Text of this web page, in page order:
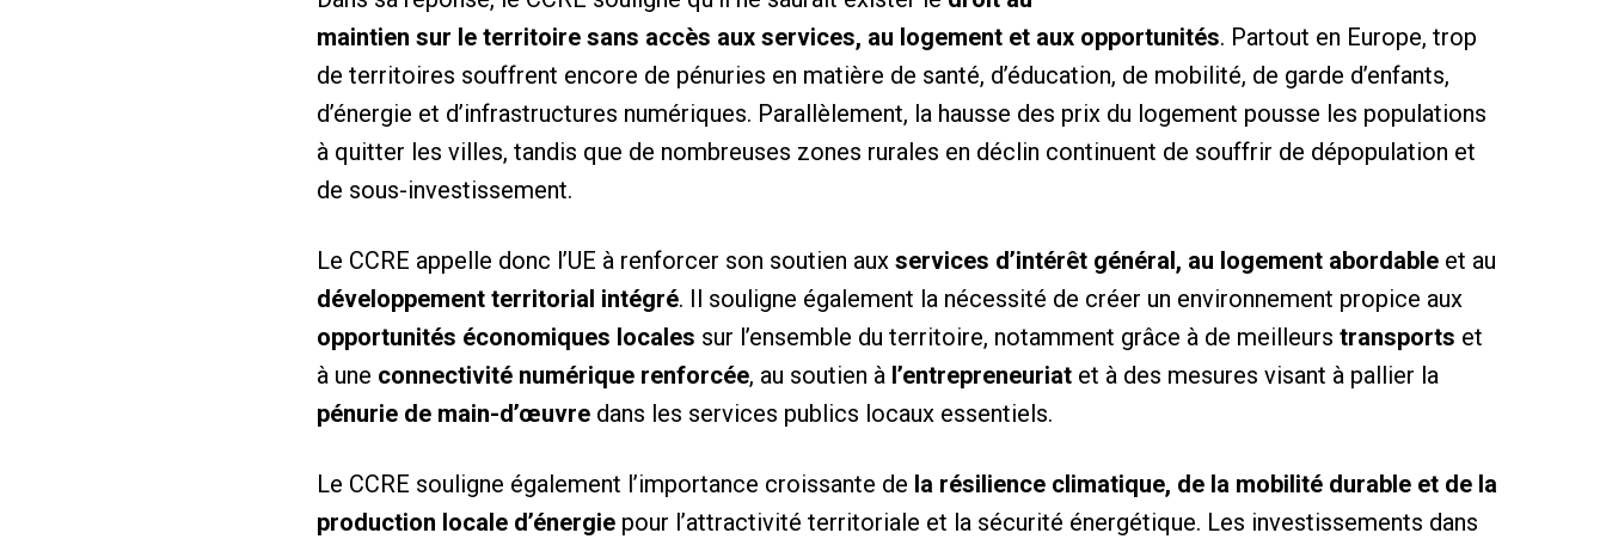
maintien sur le territoire sans accès aux services, au logement et aux opportunités. Partout en Europe, trop
de territoires souffrent encore de pénuries en matière de santé, d’éducation, de mobilité, de garde d’enfants,
d’énergie et d’infrastructures numériques. Parallèlement, la hausse des prix du logement pousse les populations
à quitter les villes, tandis que de nombreuses zones rurales en déclin continuent de souffrir de dépopulation et
de sous-investissement.
Le CCRE appelle donc l’UE à renforcer son soutien aux services d’intérêt général, au logement abordable et au
développement territorial intégré. Il souligne également la nécessité de créer un environnement propice aux
opportunités économiques locales sur l’ensemble du territoire, notamment grâce à de meilleurs transports et
à une connectivité numérique renforcée, au soutien à l’entrepreneuriat et à des mesures visant à pallier la
pénurie de main-d’œuvre dans les services publics locaux essentiels.
Le CCRE souligne également l’importance croissante de la résilience climatique, de la mobilité durable et de la
production locale d’énergie pour l’attractivité territoriale et la sécurité énergétique. Les investissements dans